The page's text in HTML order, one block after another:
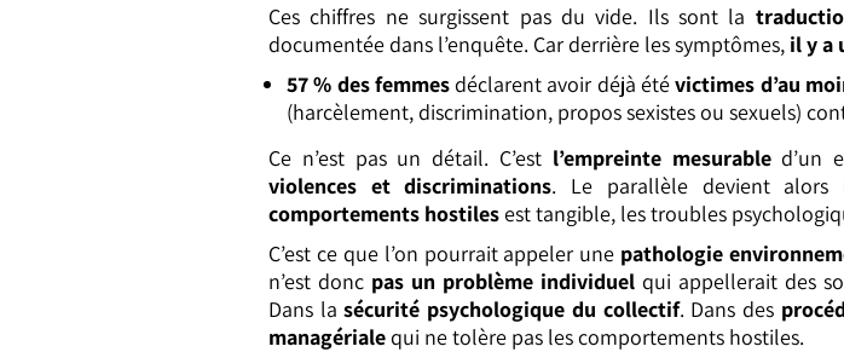
Ces chiffres ne surgissent pas du vide. Ils sont la
documentée dans l’enquête. Car derrière les symptômes, il y a
57 % des femmesdéclarent avoir déjà étévictimes d’au
(harcèlement, discrimination, propos sexistes ou sexuels)
Ce n’est pas un détail. C’est l’empreinte mesurabled’un
violences et discriminations. Le parallèle devient
comportements hostilesest tangible, les troubles
C’est ce que l’on pourrait appeler une pathologie
n’est donc pas un problème individuel qui appellerait des
Dans lasécurité psychologique du collectif. Dans des
managérialequi ne tolère pas les comportements hostiles.